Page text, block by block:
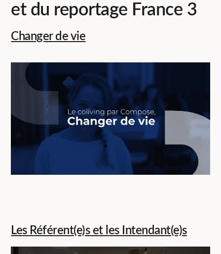
et du reportage France 3
Changer de vie
Les Référent(e)s et les Intendant(e)s